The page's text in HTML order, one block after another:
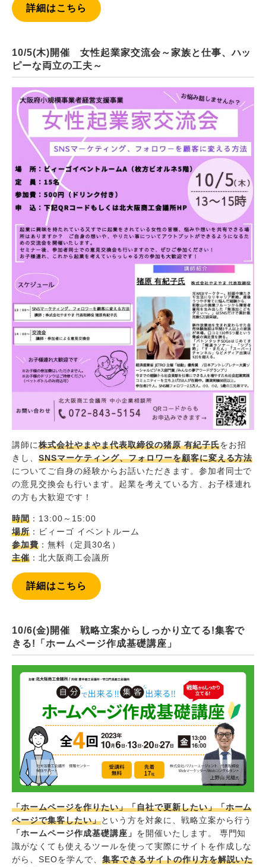
詳細はこちら
10/5(木)開催 女性起業家交流会～家族と仕事、ハッ
ピーな両立の工夫～
講師に株式会社やまやま代表取締役の猪原 有紀子氏をお招
きし、 SNSマーケティング、フォロワーを顧客に変える方法
についてご自身の経験からお話いただきます。参加者同士で
の意見交換会も行います。起業を考えている方、お子様連れ
の方も大歓迎です！
時間：13:00～15:00
場所：ビィーゴ イベントルーム
参加費：無料（定員30名）
主催：北大阪商工会議所
詳細はこちら
10/6(金)開催 戦略立案からしっかり立てる!集客で
きる!「ホームページ作成基礎講座」
「ホームページを作りたい」「自社で更新したい」「ホーム
ページで集客したい」という方を対象に、戦略立案から行う
「ホームページ作成基礎講座」 を開催いたします。 専門知
識がなくても使えるツールを使って実際にサイトを作成しな
がら、SEOを学んで、 集客できるサイトの作り方を解説いた